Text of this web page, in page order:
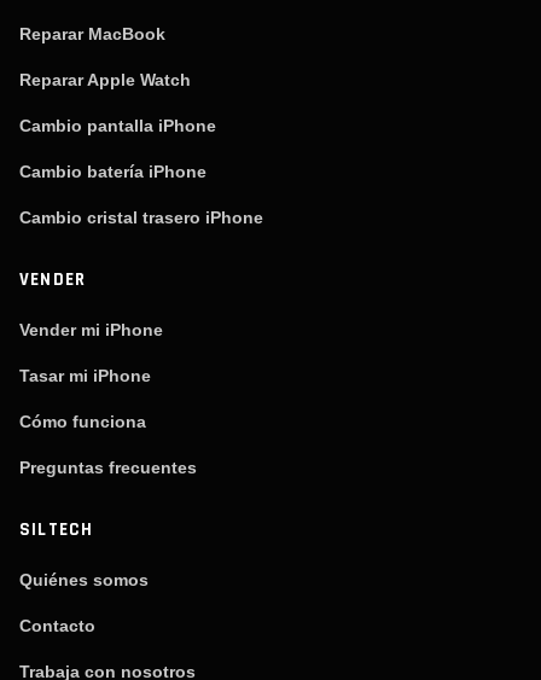
Reparar MacBook
Reparar Apple Watch
Cambio pantalla iPhone
Cambio batería iPhone
Cambio cristal trasero iPhone
VENDER
Vender mi iPhone
Tasar mi iPhone
Cómo funciona
Preguntas frecuentes
SILTECH
Quiénes somos
Contacto
Trabaja con nosotros